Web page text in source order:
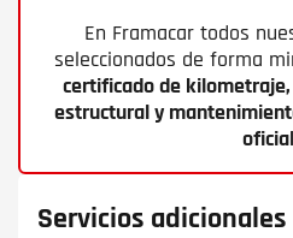
En Framacar todos
seleccionados de forma
certificado de
estructural y
oficial
Servicios adicionales